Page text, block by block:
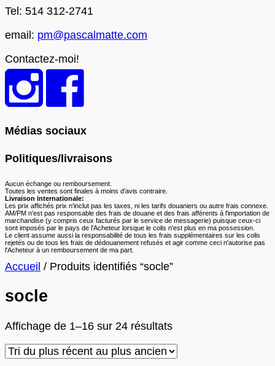
Tel: 514 312-2741
email: pm@pascalmatte.com
Contactez-moi!
Médias sociaux
Politiques/livraisons
Aucun échange ou remboursement.
Toutes les ventes sont finales à moins d'avis contraire.
Livraison internationale:
Les prix affichés prix n'inclut pas les taxes, ni les tarifs douaniers ou autre frais connexe.
AM/PM n'est pas responsable des frais de douane et des frais afférents à l'importation de
marchandise (y compris ceux facturés par le service de messagerie) puisque ceux-ci
sont imposés par le pays de l'Acheteur lorsque le colis n'est plus en ma possession.
Le client assume aussi la responsabilité de tous les frais supplémentaires sur les colis
rejetés ou de tous les frais de dédouanement refusés et agir comme ceci n'autorise pas
l'Acheteur à un remboursement de ma part.
Accueil / Produits identifiés “socle”
socle
Affichage de 1–16 sur 24 résultatsTrié
plus